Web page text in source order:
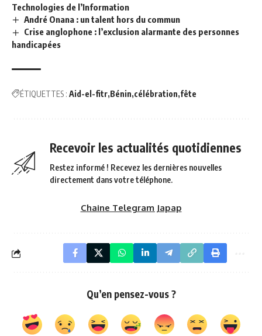
Technologies de l’Information
André Onana : un talent hors du commun
Crise anglophone : l’exclusion alarmante des personnes
handicapées
ÉTIQUETTES : Aid-el-fitr Bénin célébration fête
Recevoir les actualités quotidiennes
Restez informé ! Recevez les dernières nouvelles
directement dans votre téléphone.
Chaine Telegram Japap
Qu’en pensez-vous ?